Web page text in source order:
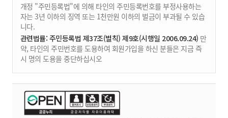
개정 "주민등록법"에 의해 타인의 주민등록번호를 부정사용하는
자는 3년 이하의 징역 또는 1천만원 이하의 벌금이 부과될 수 있습
니다.
관련법률: 주민등록법 제37조(벌칙) 제9호(시행일 2006.09.24) 만
약, 타인의 주민번호를 도용하여 회원가입을 하신 분들은 지금 즉
시 명의 도용을 중단하십시오